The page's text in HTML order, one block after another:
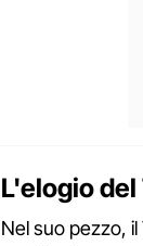
L'elogio del
Nel suo pezzo,